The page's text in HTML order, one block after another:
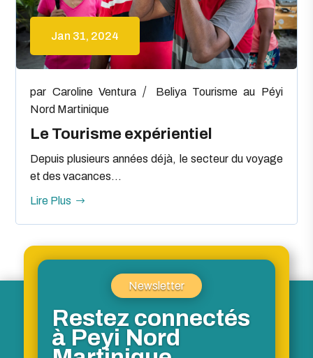
Jan 31, 2024
Le Tourisme expérientiel
par Caroline Ventura Beliya Tourisme au Péyi
Nord Martinique
Depuis plusieurs années déjà, le secteur du voyage
et des vacances...
Lire Plus
Newsletter
Restez connectés
à Peyi Nord